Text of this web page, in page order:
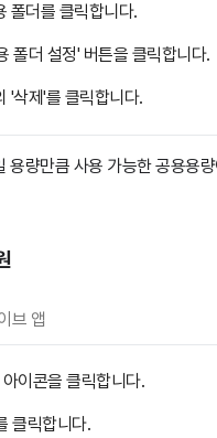
폴더를 클릭합니다.
폴더 설정' 버튼을 클릭합니다.
'삭제'를 클릭합니다.
용량만큼 사용 가능한 공용용
브 앱
아이콘을 클릭합니다.
클릭합니다.